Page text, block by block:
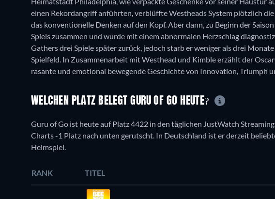
einen Rekordangriff anführten, verblüffte Westheads System plötzlich
das konventionelle Denken auf den Kopf. Aber dann, zu Beginn der
Spiels zusammen und wurde mit einem abnormalen Herzschlag
Gathers drei Spiele später zurück, jedoch starb er weniger als drei
Spielfeld. In Zusammenarbeit mit Westhead und Kimble erzählt der
rasante und emotional bewegende Geschichte von Innovation, Triumph
WELCHEN PLATZ BELEGT GURU OF GO HEUTE?
Guru of Go ist heute auf Platz 4422 in den täglichen JustWatch
Charts -1 Platz nach unten gerutscht. In Deutschland ist er derzeit
Heimspiel.
RANK TITEL